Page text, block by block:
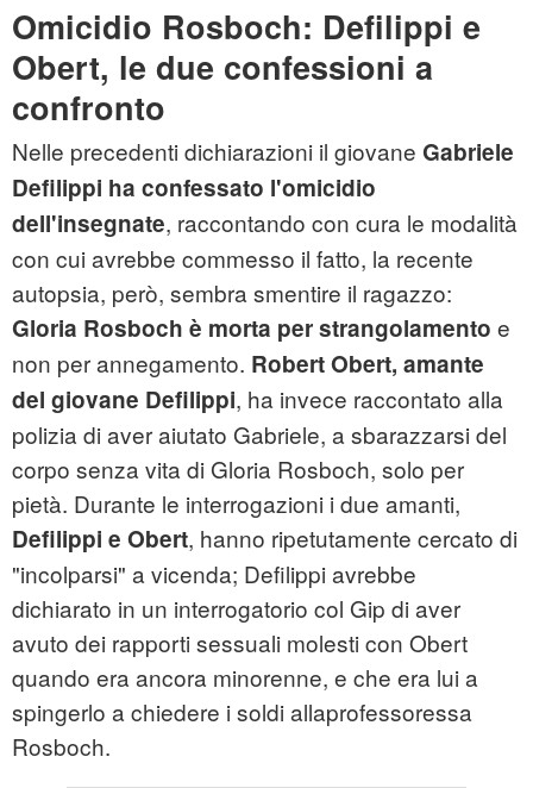
Omicidio Rosboch: Defilippi e
Obert, le due confessioni a
confronto
Nelle precedenti dichiarazioni il giovane Gabriele
Defilippi ha confessato l'omicidio
dell'insegnate, raccontando con cura le modalità
con cui avrebbe commesso il fatto, la recente
autopsia, però, sembra smentire il ragazzo:
Gloria Rosboch è morta per strangolamento e
non per annegamento. Robert Obert, amante
del giovane Defilippi, ha invece raccontato alla
polizia di aver aiutato Gabriele, a sbarazzarsi del
corpo senza vita di Gloria Rosboch, solo per
pietà. Durante le interrogazioni i due amanti,
Defilippi e Obert, hanno ripetutamente cercato di
"incolparsi" a vicenda; Defilippi avrebbe
dichiarato in un interrogatorio col Gip di aver
avuto dei rapporti sessuali molesti con Obert
quando era ancora minorenne, e che era lui a
spingerlo a chiedere i soldi allaprofessoressa
Rosboch.